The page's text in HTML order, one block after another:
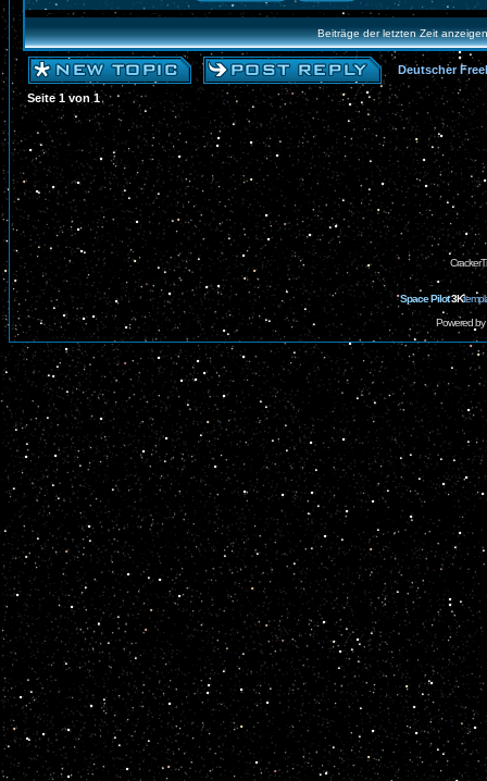
Beiträge der letzten Zeit
Deutscher
Seite 1 von 1
Space Pilot3K
Powered by